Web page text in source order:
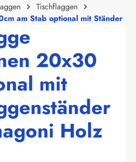
Tischflaggen
am Stab optional mit Ständer
20x30
mit
Holz